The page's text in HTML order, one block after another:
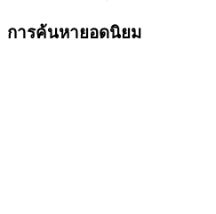
การค้นหายอดนิยม